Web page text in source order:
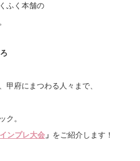
ふく本舗の
甲府にまつわる人々まで、
ク。
ンプレ大会 」 をご紹介します！